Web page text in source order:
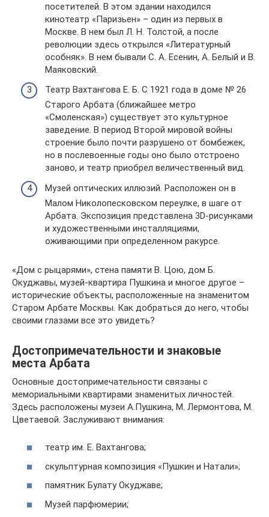
посетителей. В этом здании находился
кинотеатр «Паризьен» – один из первых в
Москве. В нем был Л. Н. Толстой, а после
революции здесь открылся «Литературный
особняк». В нем бывали С. А. Есенин, А. Белый и В.
Маяковский.
Театр Вахтангова Е. Б. С 1921 года в доме № 26
Старого Арбата (ближайшее метро
«Смоленская») существует это культурное
заведение. В период Второй мировой войны
строение было почти разрушено от бомбежек,
но в послевоенные годы оно было отстроено
заново, и театр приобрел величественный вид.
Музей оптических иллюзий. Расположен он в
Малом Николопесковском переулке, в шаге от
Арбата. Экспозиция представлена 3D-рисунками
и художественными инсталляциями,
оживающими при определенном ракурсе.
«Дом с рыцарями», стена памяти В. Цою, дом Б.
Окуджавы, музей-квартира Пушкина и многое другое –
исторические объекты, расположенные на знаменитом
Старом Арбате Москвы. Как добраться до него, чтобы
своими глазами все это увидеть?
Достопримечательности и знаковые
места Арбата
Основные достопримечательности связаны с
мемориальными квартирами знаменитых личностей.
Здесь расположены музеи А.Пушкина, М. Лермонтова, М.
Цветаевой. Заслуживают внимания:
театр им. Е. Вахтангова;
скульптурная композиция «Пушкин и Натали»;
памятник Булату Окуджаве;
Музей парфюмерии;